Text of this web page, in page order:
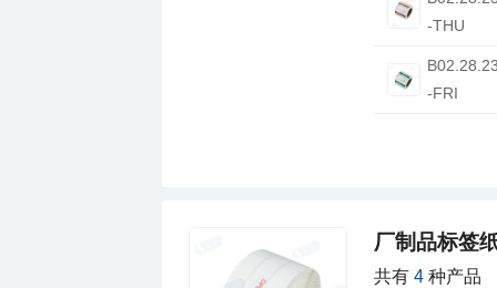
-THU
-FRI
厂制品标签
共有4 种产品